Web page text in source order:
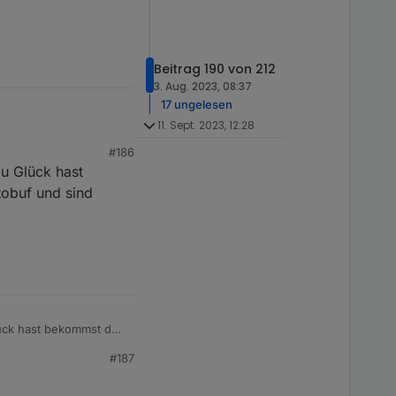
#186
Glück hast
und sind
hast bekommst du
#187
Beitrag 190 von 212
3. Aug. 2023, 08:37
17 ungelesen
11. Sept. 2023, 12:28